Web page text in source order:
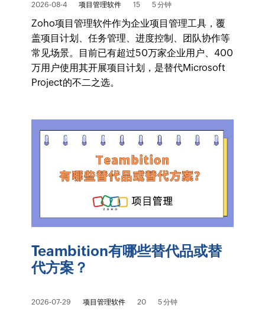
2026-08-4 项目管理软件 15 5 分钟
Zoho项目管理软件作为企业项目管理工具，覆
盖项目计划、任务管理、进度控制、团队协作等
常见场景。目前已有超过50万家企业用户、400
万用户使用其开展项目计划，是替代Microsoft
Project的不二之选。
Teambition有哪些替代品或替
代方案？
2026-07-29 项目管理软件 20 5 分钟